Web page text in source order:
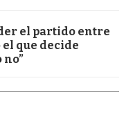
el partido entre
el que decide
no”